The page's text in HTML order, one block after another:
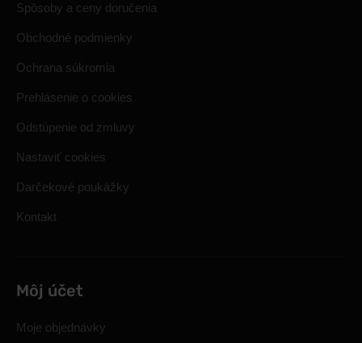
Spôsoby a ceny doručenia
Obchodné podmienky
Ochrana súkromia
Prehlásenie o cookies
Odstúpenie od zmluvy
Nastaviť cookies
Darčekové poukážky
Kontakt
Môj účet
Moje objednávky